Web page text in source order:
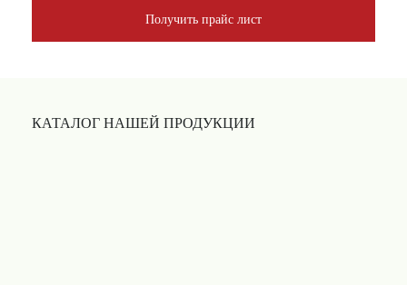
Получить прайс лист
КАТАЛОГ НАШЕЙ ПРОДУКЦИИ